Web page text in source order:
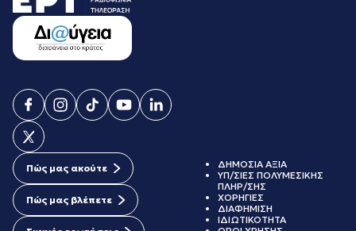
Πώς μας ακούτε
Πώς μας βλέπετε
ΔΗΜΟΣΙΑ ΑΞΙΑ
ΥΠ/ΣΙΕΣ ΠΟΛΥΜΕΣΙΚΗΣ
ΠΛΗΡ/ΣΗΣ
ΧΟΡΗΓΙΕΣ
ΔΙΑΦΗΜΙΣΗ
ΙΔΙΩΤΙΚΟΤΗΤΑ